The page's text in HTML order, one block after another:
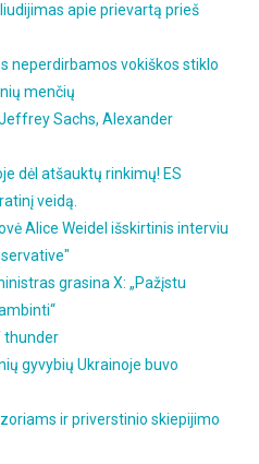
apie prievartą prieš
neperdirbamos vokiškos stiklo
menčių
Sachs, Alexander
dėl atšauktų rinkimų! ES
veidą.
Alice Weidel išskirtinis interviu
grasina X: „Pažįstu
thunder
gyvybių Ukrainoje buvo
ir priverstinio skiepijimo